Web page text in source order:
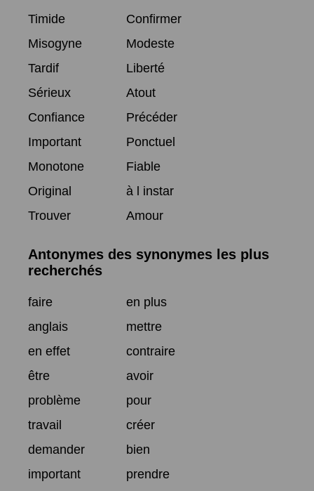
Timide
Confirmer
Misogyne
Modeste
Tardif
Liberté
Sérieux
Atout
Confiance
Précéder
Important
Ponctuel
Monotone
Fiable
Original
à l instar
Trouver
Amour
Antonymes des synonymes les plus
recherchés
faire
en plus
anglais
mettre
en effet
contraire
être
avoir
problème
pour
travail
créer
demander
bien
important
prendre